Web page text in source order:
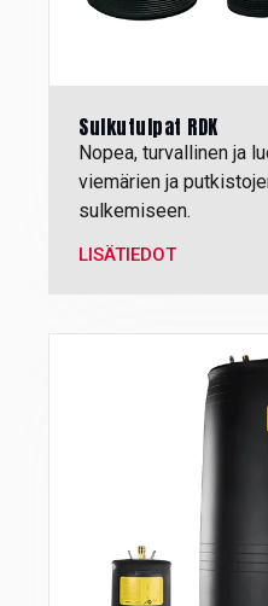
Sulkutulpat RDK
Nopea, turvallinen ja
viemärien ja
sulkemiseen.
LISÄTIEDOT